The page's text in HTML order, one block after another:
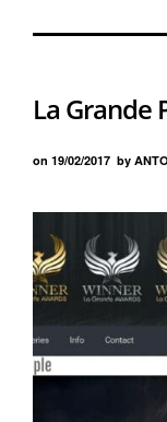
La Grande
on 19/02/2017 by